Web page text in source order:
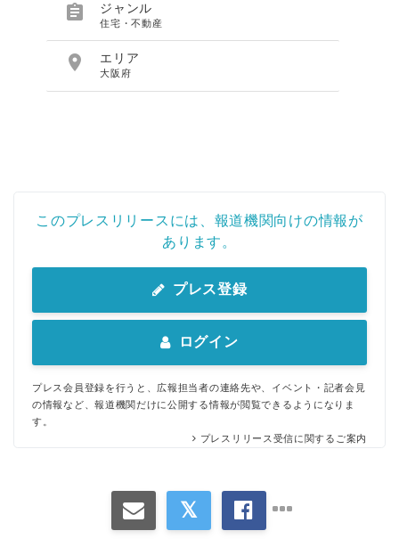
 ジャンル
住宅・不動産
 エリア
大阪府
このプレスリリースには、報道機関向けの情報が
あります。
プレス登録
ログイン
プレス会員登録を行うと、広報担当者の連絡先や、イベント・記者会見
の情報など、報道機関だけに公開する情報が閲覧できるようになりま
す。
プレスリリース受信に関するご案内